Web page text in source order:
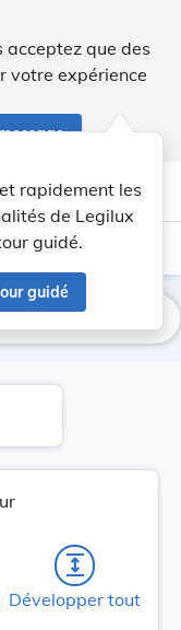
que des
votre expérience
Aiderapidement les
de Legilux
guidé.
guidé
light_mode dark_mode
expand
Développer tout